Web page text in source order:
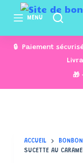
P
s
s
a
MENU
🔒 Paiement
🎁
ACCUEIL
SUCETTE AU